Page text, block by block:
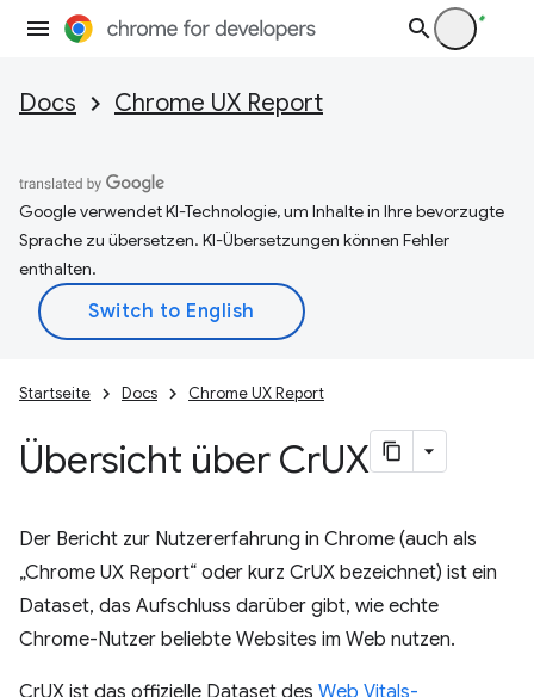
Docs Chrome UX Report
Google verwendet KI-Technologie, um Inhalte in Ihre bevorzugte
Sprache zu übersetzen. KI-Übersetzungen können Fehler
enthalten.
Startseite Docs Chrome UX Report
Übersicht über CrUX
Der Bericht zur Nutzererfahrung in Chrome (auch als
„Chrome UX Report“ oder kurz CrUX bezeichnet) ist ein
Dataset, das Aufschluss darüber gibt, wie echte
Chrome-Nutzer beliebte Websites im Web nutzen.
CrUX ist das offizielle Dataset des Web Vitals-